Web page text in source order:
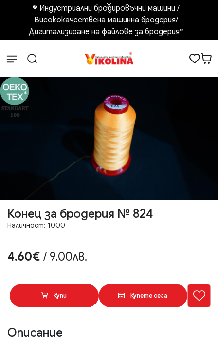
© Индустриални бродировъчни машини /
Висококачествена машинна бродерия/
Дигитализиране на файлове за бродерия™️
Конец за бродерия № 824
Наличност: 1000
4.60€ / 9.00лв.
Купи Купете сега
Описание